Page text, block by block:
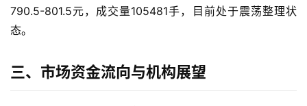
期
货
际
790.5-801.5元，成交量105481手，目前处于震荡整理状
态。
三、市场资金流向与机构展望